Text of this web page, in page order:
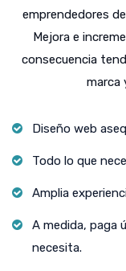
emprendedores
Mejora e
consecuencia
marca
Diseño web
Todo lo que
Amplia
A medida, paga
necesita.